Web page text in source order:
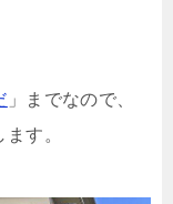
」までなので、
す。